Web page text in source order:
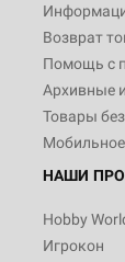
Возврат
Помощь с
Архивные
Товары
НАШИ
Hobby
Игрокон